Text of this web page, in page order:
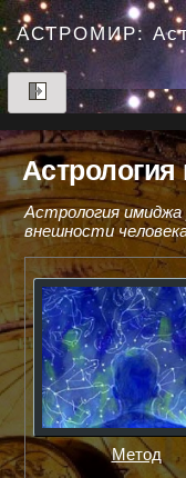
Перейти
до
вмісту
АСТРОМИР:
Астрология
внешности
Метод